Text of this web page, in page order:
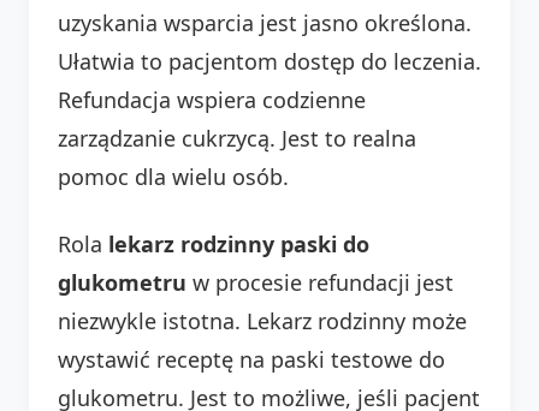
uzyskania wsparcia jest jasno określona.
Ułatwia to pacjentom dostęp do leczenia.
Refundacja wspiera codzienne
zarządzanie cukrzycą. Jest to realna
pomoc dla wielu osób.
Rola lekarz rodzinny paski do
glukometru w procesie refundacji jest
niezwykle istotna. Lekarz rodzinny może
wystawić receptę na paski testowe do
glukometru. Jest to możliwe, jeśli pacjent